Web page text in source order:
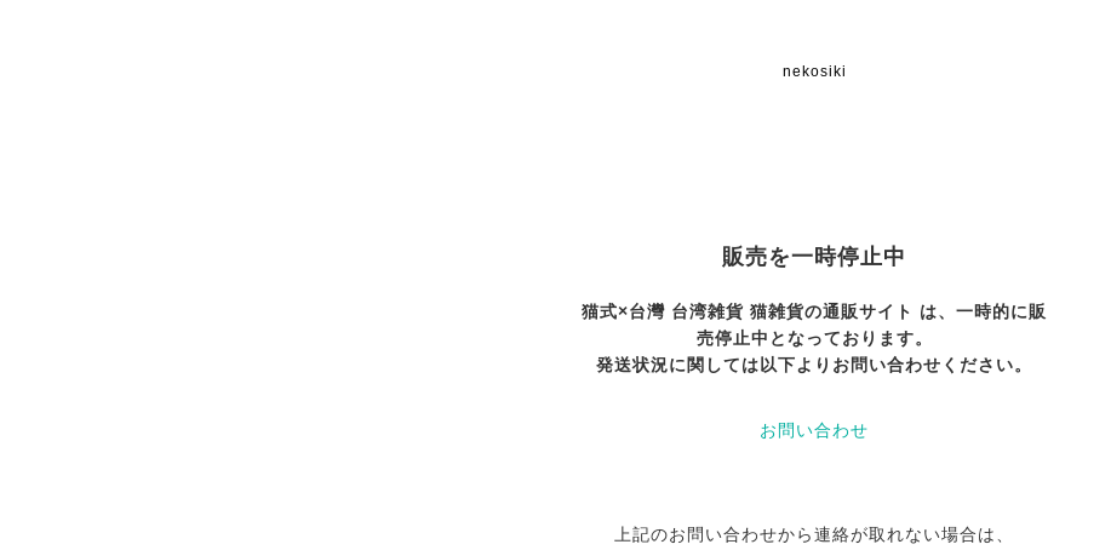
nekosiki
販売を一時停止中
猫式×台灣 台湾雑貨 猫雑貨の通販サイト は、一時的に販
売停止中となっております。
発送状況に関しては以下よりお問い合わせください。
お問い合わせ
上記のお問い合わせから連絡が取れない場合は、